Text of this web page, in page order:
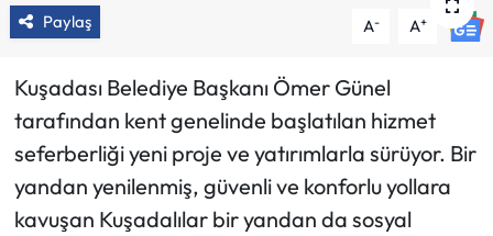
Paylaş A- A+
Kuşadası Belediye Başkanı Ömer Günel
tarafından kent genelinde başlatılan hizmet
seferberliği yeni proje ve yatırımlarla sürüyor. Bir
yandan yenilenmiş, güvenli ve konforlu yollara
kavuşan Kuşadalılar bir yandan da sosyal